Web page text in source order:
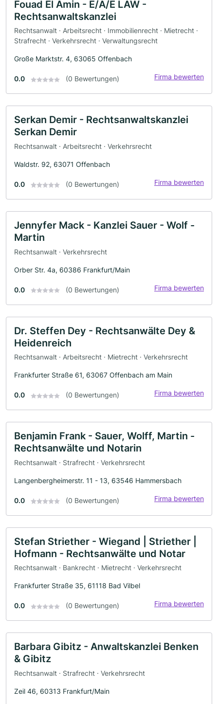
Fouad El Amin - E/A/E LAW -
Rechtsanwaltskanzlei
Rechtsanwalt · Arbeitsrecht · Immobilienrecht · Mietrecht ·
Strafrecht · Verkehrsrecht · Verwaltungsrecht
Große Marktstr. 4, 63065 Offenbach
0.0 (0 Bewertungen) Firma bewerten
Serkan Demir - Rechtsanwaltskanzlei
Serkan Demir
Rechtsanwalt · Arbeitsrecht · Verkehrsrecht
Waldstr. 92, 63071 Offenbach
0.0 (0 Bewertungen) Firma bewerten
Jennyfer Mack - Kanzlei Sauer - Wolf -
Martin
Rechtsanwalt · Verkehrsrecht
Orber Str. 4a, 60386 Frankfurt/Main
0.0 (0 Bewertungen) Firma bewerten
Dr. Steffen Dey - Rechtsanwälte Dey &
Heidenreich
Rechtsanwalt · Arbeitsrecht · Mietrecht · Verkehrsrecht
Frankfurter Straße 61, 63067 Offenbach am Main
0.0 (0 Bewertungen) Firma bewerten
Benjamin Frank - Sauer, Wolff, Martin -
Rechtsanwälte und Notarin
Rechtsanwalt · Strafrecht · Verkehrsrecht
Langenbergheimerstr. 11 - 13, 63546 Hammersbach
0.0 (0 Bewertungen) Firma bewerten
Stefan Striether - Wiegand | Striether |
Hofmann - Rechtsanwälte und Notar
Rechtsanwalt · Bankrecht · Mietrecht · Verkehrsrecht
Frankfurter Straße 35, 61118 Bad Vilbel
0.0 (0 Bewertungen) Firma bewerten
Barbara Gibitz - Anwaltskanzlei Benken
& Gibitz
Rechtsanwalt · Strafrecht · Verkehrsrecht
Zeil 46, 60313 Frankfurt/Main